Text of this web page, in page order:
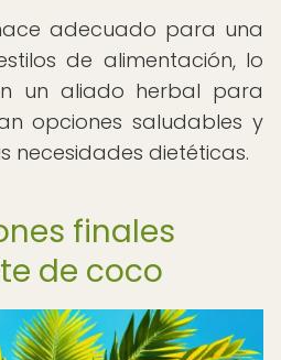
adecuado para una
de alimentación, lo
un aliado herbal para
opciones saludables y
necesidades dietéticas.
finales
de coco